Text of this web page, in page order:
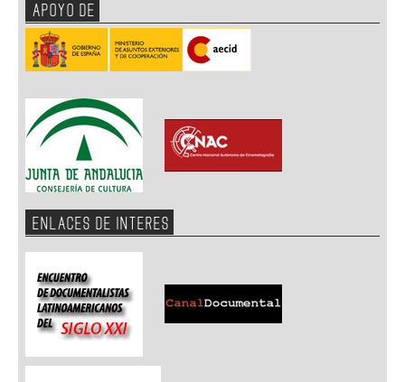
APOYO DE
ENLACES DE INTERES